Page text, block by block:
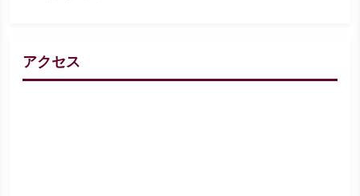
アクセス